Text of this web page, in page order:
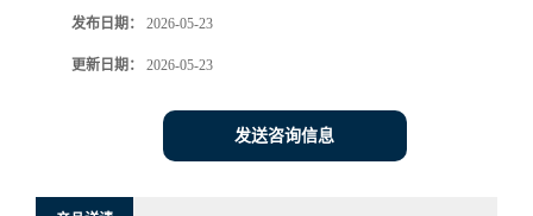
发布日期： 2026-05-23
更新日期： 2026-05-23
发送咨询信息